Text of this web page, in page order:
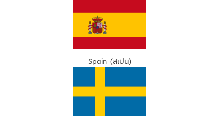
Spain (สเปน)